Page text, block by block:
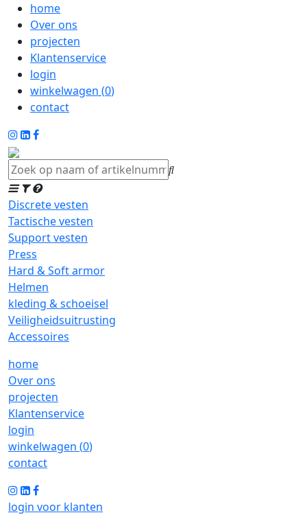
home
Over ons
projecten
Klantenservice
login
winkelwagen (0)
contact
Discrete vesten
Tactische vesten
Support vesten
Press
Hard & Soft armor
Helmen
kleding & schoeisel
Veiligheidsuitrusting
Accessoires
home
Over ons
projecten
Klantenservice
login
winkelwagen (0)
contact
login voor klanten